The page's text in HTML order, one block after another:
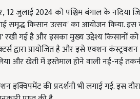
,12 जुलाई 2024 को पश्चिम बंगाल के नदिया
किसान उत्सव'का आयोजन किया. इस
'रखी गई है और इसका मुख्य उद्देश्य किसानों
द्वारा प्रायोजित है और इसे एक्शन कंस्ट्रक्शन
और खेती में इस्तेमाल होने वाली नई-नई
इक्विपमेंट की प्रदर्शनी भी लगाई गई. इस